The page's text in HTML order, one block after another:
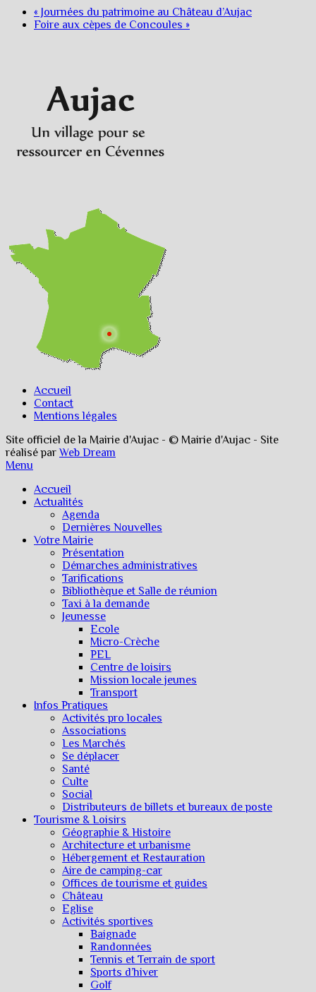
« Journées du patrimoine au Château d’Aujac
Foire aux cèpes de Concoules »
Accueil
Contact
Mentions légales
Site officiel de la Mairie d'Aujac - © Mairie d'Aujac - Site
réalisé parWeb Dream
Menu
Accueil
Actualités
Agenda
Dernières Nouvelles
Votre Mairie
Présentation
Démarches administratives
Tarifications
Bibliothèque et Salle de réunion
Taxi à la demande
Jeunesse
Ecole
Micro-Crèche
PEL
Centre de loisirs
Mission locale jeunes
Transport
Infos Pratiques
Activités pro locales
Associations
Les Marchés
Se déplacer
Santé
Culte
Social
Distributeurs de billets et bureaux de poste
Tourisme & Loisirs
Géographie & Histoire
Architecture et urbanisme
Hébergement et Restauration
Aire de camping-car
Offices de tourisme et guides
Château
Eglise
Activités sportives
Baignade
Randonnées
Tennis et Terrain de sport
Sports d’hiver
Golf